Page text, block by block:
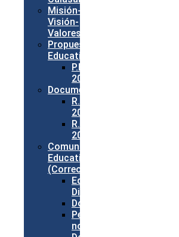
Misión-
Visión-
Valores
Propuesta
Educativa
P.E.I.
2026
Documentos
R.I.E.
2026
R.E.P.
2026
Comunidad
Educativa
(Correos)
Equipo
Directivo
Docentes
Personal
no